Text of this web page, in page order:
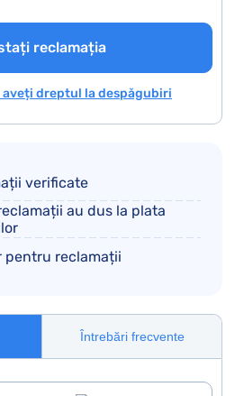
reclamația
dreptul la despăgubiri
verificate
au dus la plata
pentru reclamații
Întrebări frecvente